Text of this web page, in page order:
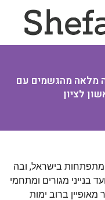
מלאה מהגשמים עם
לציון
בישראל, ובה
בנייני מגורים ומתחמי
ברוב ימות